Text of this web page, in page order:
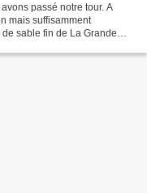
passé notre tour. A
mais suffisamment
sable fin de La Grande